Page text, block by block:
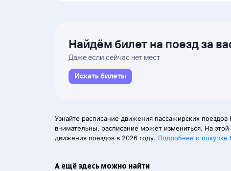
Найдём билет на поезд за
Даже если сейчас нет мест
Искать билеты
Узнайте расписание движения пассажирских
внимательны, расписание может измениться. На
движения поездов в 2026 году. Подробнее о
А ещё здесь можно найти